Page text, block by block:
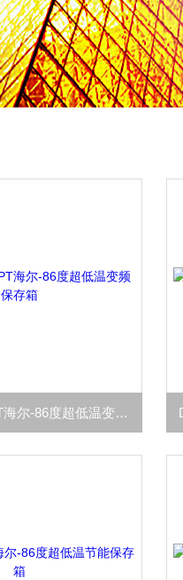
DW-86L959BPT海尔-86度超低温变频保存箱